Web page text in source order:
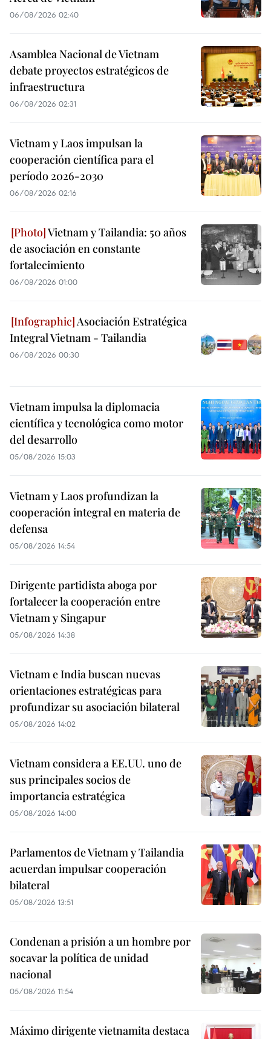
06/08/2026 02:40
Asamblea Nacional de Vietnam
debate proyectos estratégicos de
infraestructura
06/08/2026 02:31
Vietnam y Laos impulsan la
cooperación científica para el
período 2026-2030
06/08/2026 02:16
Vietnam y Tailandia: 50 años
de asociación en constante
fortalecimiento
06/08/2026 01:00
Asociación Estratégica
Integral Vietnam - Tailandia
06/08/2026 00:30
Vietnam impulsa la diplomacia
científica y tecnológica como motor
del desarrollo
05/08/2026 15:03
Vietnam y Laos profundizan la
cooperación integral en materia de
defensa
05/08/2026 14:54
Dirigente partidista aboga por
fortalecer la cooperación entre
Vietnam y Singapur
05/08/2026 14:38
Vietnam e India buscan nuevas
orientaciones estratégicas para
profundizar su asociación bilateral
05/08/2026 14:02
Vietnam considera a EE.UU. uno de
sus principales socios de
importancia estratégica
05/08/2026 14:00
Parlamentos de Vietnam y Tailandia
acuerdan impulsar cooperación
bilateral
05/08/2026 13:51
Condenan a prisión a un hombre por
socavar la política de unidad
nacional
05/08/2026 11:54
Máximo dirigente vietnamita destaca